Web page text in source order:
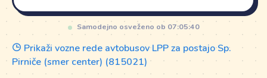
Samodejno osveženo ob 07:05:40
Prikaži vozne rede avtobusov LPP za postajo Sp.
Pirniče (smer center) (815021)